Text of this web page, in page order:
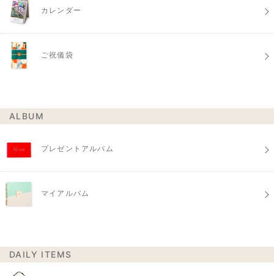
カレンダー
ご祝儀袋
ALBUM
プレゼントアルバム
マイアルバム
DAILY ITEMS